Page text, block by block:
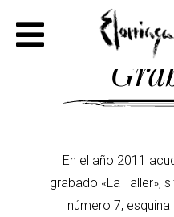
En el año 2011
grabado «La Taller»,
número 7,